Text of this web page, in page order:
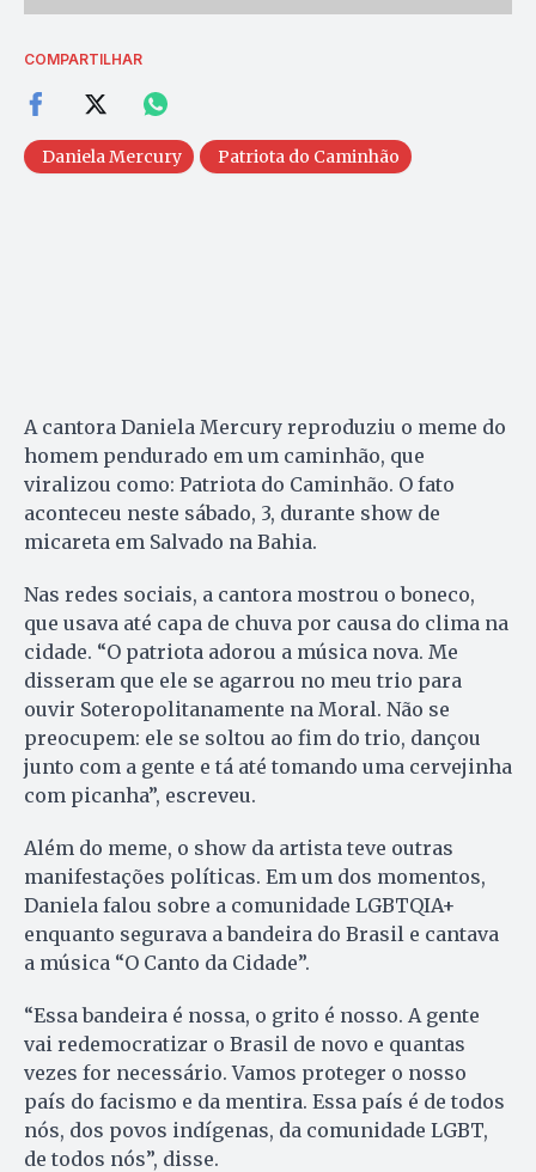
COMPARTILHAR
Daniela Mercury Patriota do Caminhão
A cantora Daniela Mercury reproduziu o meme do
homem pendurado em um caminhão, que
viralizou como: Patriota do Caminhão. O fato
aconteceu neste sábado, 3, durante show de
micareta em Salvado na Bahia.
Nas redes sociais, a cantora mostrou o boneco,
que usava até capa de chuva por causa do clima na
cidade. “O patriota adorou a música nova. Me
disseram que ele se agarrou no meu trio para
ouvir Soteropolitanamente na Moral. Não se
preocupem: ele se soltou ao fim do trio, dançou
junto com a gente e tá até tomando uma cervejinha
com picanha”, escreveu.
Além do meme, o show da artista teve outras
manifestações políticas. Em um dos momentos,
Daniela falou sobre a comunidade LGBTQIA+
enquanto segurava a bandeira do Brasil e cantava
a música “O Canto da Cidade”.
“Essa bandeira é nossa, o grito é nosso. A gente
vai redemocratizar o Brasil de novo e quantas
vezes for necessário. Vamos proteger o nosso
país do facismo e da mentira. Essa país é de todos
nós, dos povos indígenas, da comunidade LGBT,
de todos nós”, disse.